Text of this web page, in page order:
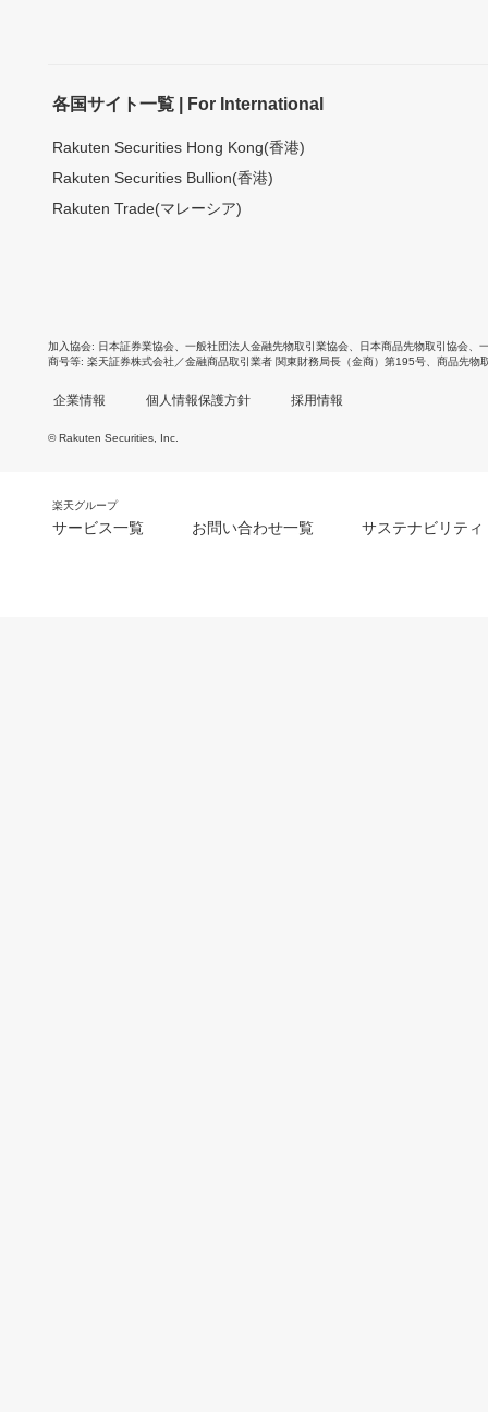
各国サイト一覧 | For International
Rakuten Securities Hong Kong(香港)
Rakuten Securities Bullion(香港)
Rakuten Trade(マレーシア)
加入協会 日本証券業協会 一般社団法人金融先物取引業協会 日本商品先物取引協会
商号等 楽天証券株式会社／金融商品取引業者 関東財務局長（金商）第195号、商品先物
企業情報 個人情報保護方針 採用情報
© Rakuten Securities, Inc.
楽天グループ
サービス一覧 お問い合わせ一覧 サステナビリティ